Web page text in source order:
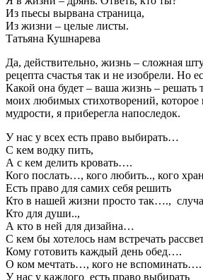
Из пьесы вырвана страница,
Из жизни – целые листы.
Татьяна Кушнарева
Да, действительно, жизнь – сложная
рецепта счастья так и не изобрели. Но
Какой она будет – ваша жизнь – решать
моих любимых стихотворений, которое
мудрости, я приберегла напоследок.
У нас у всех есть право выбирать…
С кем водку пить,
А с кем делить кровать….
Кого послать…, кого любить.., кого
Есть право для самих себя решить
Кто в нашей жизни просто так….,
Кто для души..,
А кто в ней для дизайна…
С кем бы хотелось нам встречать
Кому готовить каждый день обед….
О ком мечтать…, кого не вспоминать….
У нас у каждого есть право выбирать